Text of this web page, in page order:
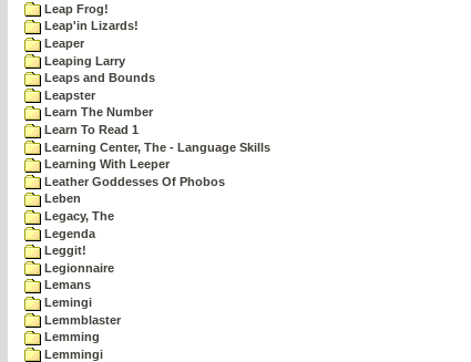
Leap Frog!
Leap'in Lizards!
Leaper
Leaping Larry
Leaps and Bounds
Leapster
Learn The Number
Learn To Read 1
Learning Center, The - Language Skills
Learning With Leeper
Leather Goddesses Of Phobos
Leben
Legacy, The
Legenda
Leggit!
Legionnaire
Lemans
Lemingi
Lemmblaster
Lemming
Lemmingi